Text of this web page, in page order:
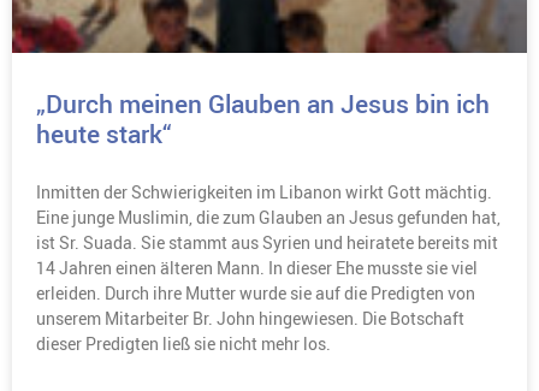
„Durch meinen Glauben an Jesus bin ich
heute stark“
Inmitten der Schwierigkeiten im Libanon wirkt Gott mächtig.
Eine junge Muslimin, die zum Glauben an Jesus gefunden hat,
ist Sr. Suada. Sie stammt aus Syrien und heiratete bereits mit
14 Jahren einen älteren Mann. In dieser Ehe musste sie viel
erleiden. Durch ihre Mutter wurde sie auf die Predigten von
unserem Mitarbeiter Br. John hingewiesen. Die Botschaft
dieser Predigten ließ sie nicht mehr los.